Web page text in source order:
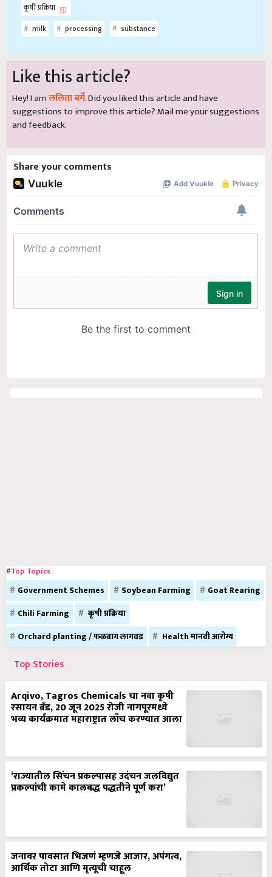
कृषी प्रक्रिया
milk
processing substance
Like this article?
Hey! I amललिता बर्गे. Did you liked this article and have
suggestions to improve this article?Mailme your suggestions
and feedback.
Share your comments
#Top Topics
Government Schemes Soybean Farming
Goat Rearing
Chili Farming
कृषी प्रक्रिया
Orchard planting / फळबाग लागवड
Health मानवी आरोग्य
Top Stories
Arqivo, Tagros Chemicals चा नवा कृषी
रसायन ब्रँड, 20 जून 2025 रोजी नागपूरमध्ये
भव्य कार्यक्रमात महाराष्ट्रात लाँच करण्यात आला
‘राज्यातील सिंचन प्रकल्पासह उदंचन जलविद्युत
प्रकल्पांची कामे कालबद्ध पद्धतीने पूर्ण करा’
जनावर पावसात भिजणं म्हणजे आजार, अपंगत्व,
आर्थिक तोटा आणि मृत्यूची चाहूल